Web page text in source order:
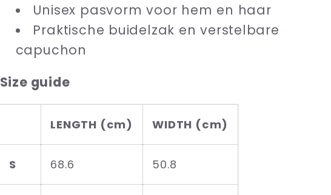
Unisex pasvorm voor hem en haar
Praktische buidelzak en verstelbare
capuchon
Size guide
LENGTH (cm) WIDTH (cm)
S 68.6 50.8